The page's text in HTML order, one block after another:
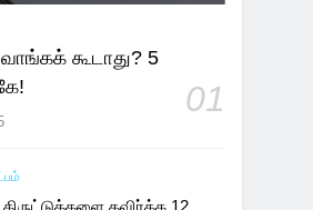
கூடாது? 5
01
திருட்டுக்களை தவிர்க்க 12